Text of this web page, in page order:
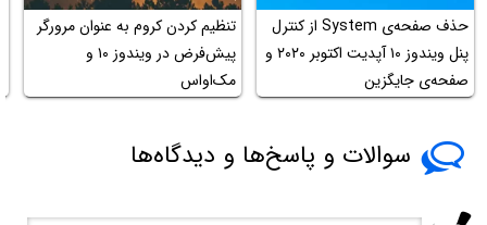
حذف صفحه‌ی System از کنترل
پنل ویندوز ۱۰ آپدیت اکتوبر ۲۰۲۰ و
صفحه‌ی جایگزین
تنظیم کردن کروم به عنوان مرورگر
پیش‌فرض در ویندوز ۱۰ و
مک‌او‌اس
سوالات و پاسخ‌ها و دیدگاه‌ها